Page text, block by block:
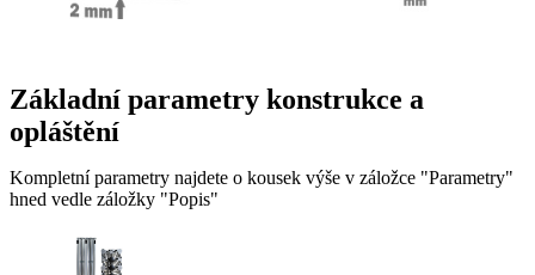
Základní parametry konstrukce a
opláštění
Kompletní parametry najdete o kousek výše v záložce "Parametry"
hned vedle záložky "Popis"